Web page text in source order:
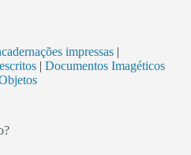
impressas|
| Documentos Imagéticos